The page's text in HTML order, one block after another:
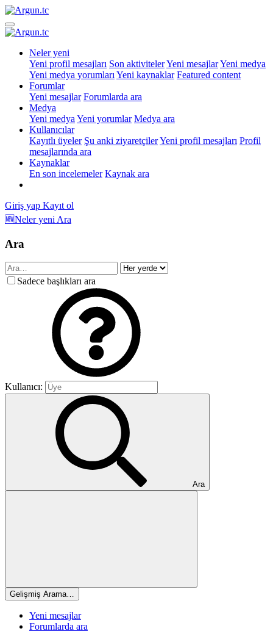
Neler yeni
Yeni profil mesajları Son aktivitelerYeni mesajlarYeni medya
Yeni medya yorumları Yeni kaynaklar Featured content
Forumlar
Yeni mesajlar Forumlarda ara
Medya
Yeni medya Yeni yorumlar Medya ara
Kullanıcılar
Kayıtlı üyeler Şu anki ziyaretçilerYeni profil mesajları Profil
mesajlarında ara
Kaynaklar
En son incelemeler Kaynak ara
Giriş yap Kayıt ol
🆕Neler yeni Ara
Ara
Sadece başlıkları ara
Kullanıcı:
Ara
Gelişmiş Arama…
Yeni mesajlar
Forumlarda ara